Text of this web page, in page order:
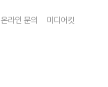
온라인 문의 미디어킷